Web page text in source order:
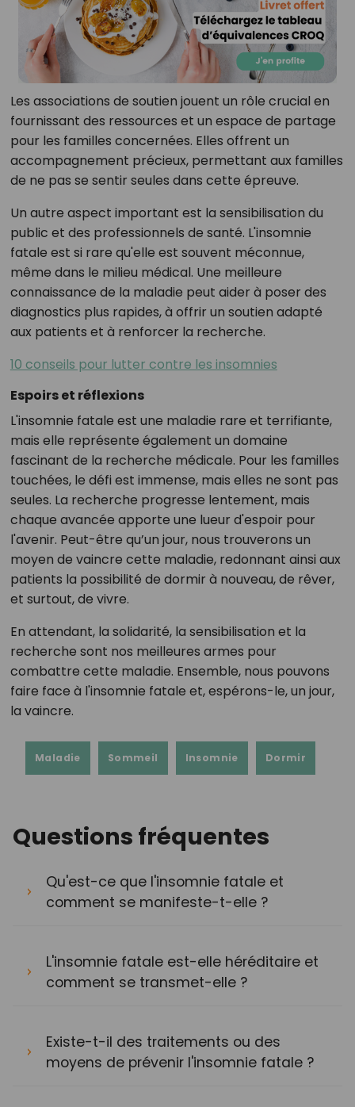
Les associations de soutien jouent un rôle crucial en
fournissant des ressources et un espace de partage
pour les familles concernées. Elles offrent un
accompagnement précieux, permettant aux familles
de ne pas se sentir seules dans cette épreuve.
Un autre aspect important est la sensibilisation du
public et des professionnels de santé. L'insomnie
fatale est si rare qu'elle est souvent méconnue,
même dans le milieu médical. Une meilleure
connaissance de la maladie peut aider à poser des
diagnostics plus rapides, à offrir un soutien adapté
aux patients et à renforcer la recherche.
10 conseils pour lutter contre les insomnies
Espoirs et réflexions
L'insomnie fatale est une maladie rare et terrifiante,
mais elle représente également un domaine
fascinant de la recherche médicale. Pour les familles
touchées, le défi est immense, mais elles ne sont pas
seules. La recherche progresse lentement, mais
chaque avancée apporte une lueur d'espoir pour
l'avenir. Peut-être qu’un jour, nous trouverons un
moyen de vaincre cette maladie, redonnant ainsi aux
patients la possibilité de dormir à nouveau, de rêver,
et surtout, de vivre.
En attendant, la solidarité, la sensibilisation et la
recherche sont nos meilleures armes pour
combattre cette maladie. Ensemble, nous pouvons
faire face à l'insomnie fatale et, espérons-le, un jour,
la vaincre.
Maladie Sommeil Insomnie Dormir
Questions fréquentes
Qu'est-ce que l'insomnie fatale et
comment se manifeste-t-elle ?
L'insomnie fatale est-elle héréditaire et
comment se transmet-elle ?
Existe-t-il des traitements ou des
moyens de prévenir l'insomnie fatale ?